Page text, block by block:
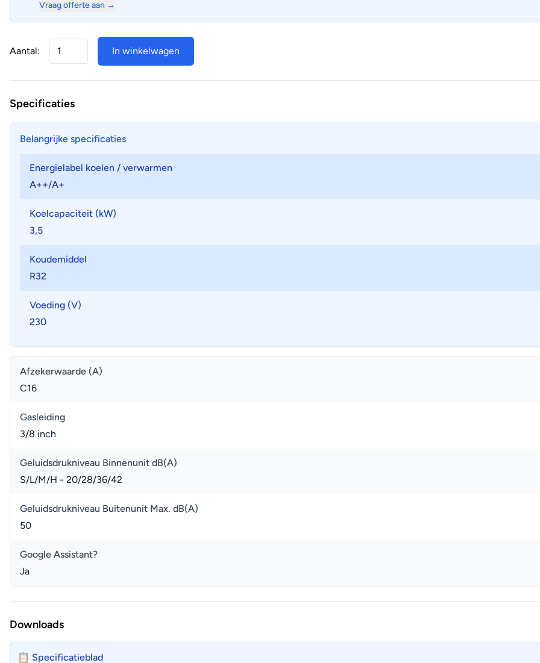
Ontwerp behuizing
• Standaard voorzien van een houten rand. Optioneel ook in zwart verkrijgbaar
• Geluidsarm
• Ruim bemeten condensor
Vraag offerte aan →
Aantal: In winkelwagen
Specificaties
Belangrijke specificaties
Energielabel koelen / verwarmen
A++/A+
Koelcapaciteit (kW)
3,5
Koudemiddel
R32
Voeding (V)
230
Afzekerwaarde (A)
C16
Gasleiding
3/8 inch
Geluidsdrukniveau Binnenunit dB(A)
S/L/M/H - 20/28/36/42
Geluidsdrukniveau Buitenunit Max. dB(A)
50
Google Assistant?
Ja
Downloads
📋 Specificatieblad